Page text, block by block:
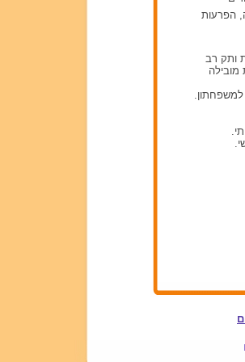
הפרעות
ותק רב
מובילה